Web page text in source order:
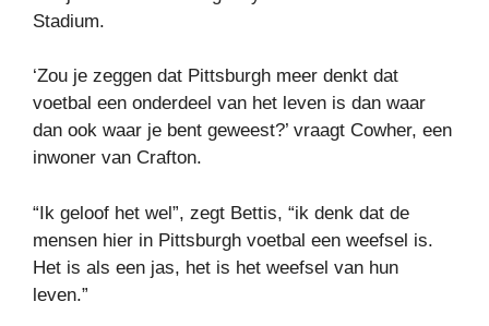
Stadium.
‘Zou je zeggen dat Pittsburgh meer denkt dat
voetbal een onderdeel van het leven is dan waar
dan ook waar je bent geweest?’ vraagt ​​Cowher, een
inwoner van Crafton.
“Ik geloof het wel”, zegt Bettis, “ik denk dat de
mensen hier in Pittsburgh voetbal een weefsel is.
Het is als een jas, het is het weefsel van hun
leven.”